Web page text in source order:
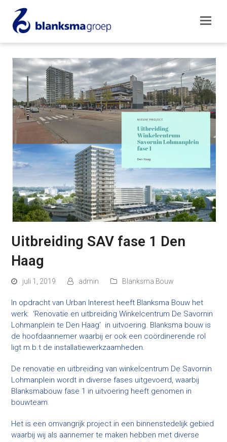
Uitbreiding SAV fase 1 Den
Haag
juli 1, 2019 admin Blanksma Bouw
In opdracht van Urban Interest heeft Blanksma Bouw het
werk: ‘Renovatie en uitbreiding Winkelcentrum De Savornin
Lohmanplein te Den Haag’ in uitvoering. Blanksma bouw is
de hoofdaannemer waarbij er ook een coördinerende rol
ligt m.b.t de installatiewerkzaamheden.
De renovatie en uitbreiding van winkelcentrum De Savornin
Lohmanplein wordt in diverse fases uitgevoerd, waarbij
Blanksmabouw fase 1 in uitvoering heeft genomen in
bouwteam.
Het is een omvangrijk project in een binnenstedelijk gebied
waarbij wij als aannemer te maken hebben met diverse